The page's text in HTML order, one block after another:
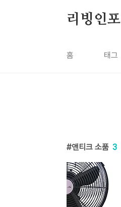
리빙인포
홈 태그
앤티크 소품 3